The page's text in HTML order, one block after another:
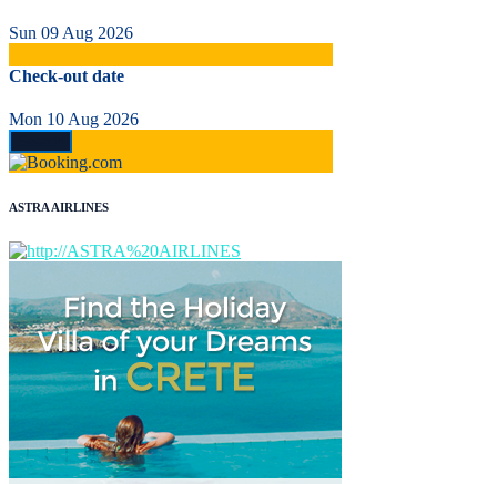
Sun 09 Aug 2026
Check-out date
Mon 10 Aug 2026
ASTRA AIRLINES